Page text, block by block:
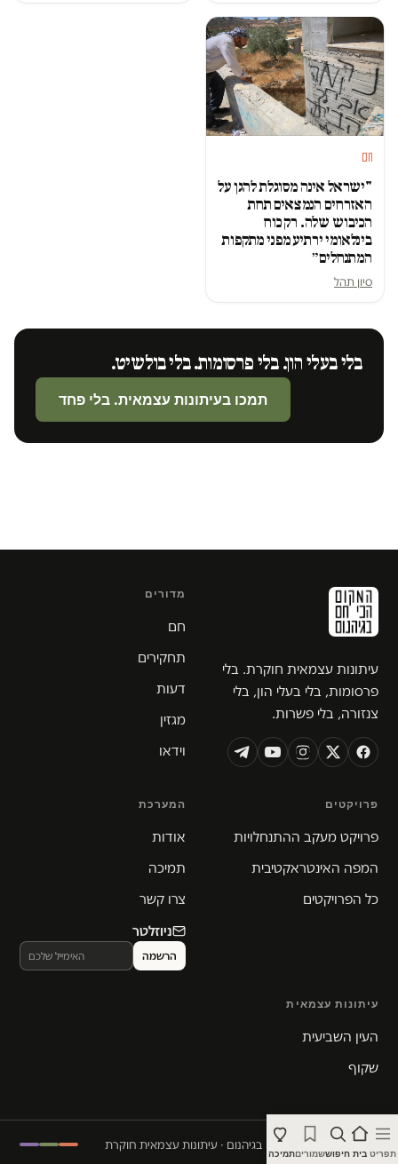
תפריט בית חיפוששמוריםתמיכה
חם
"ישראל אינה מסוגלת להגן על
האזרחים הנמצאים תחת
הכיבוש שלה. רק כוח
בינלאומי ירתיע מפני מתקפות
המתנחלים״
סיון תהל
בלי בעלי הון. בלי פרסומות. בלי בולשיט.
תמכו בעיתונות עצמאית. בלי פחד
עיתונות עצמאית חוקרת. בלי
פרסומות, בלי בעלי הון, בלי
צנזורה, בלי פשרות.
מדורים
חם
תחקירים
דעות
מגזין
וידאו
פרויקטים
פרויקט מעקב ההתנחלויות
המפה האינטראקטיבית
כל הפרויקטים
המערכת
אודות
תמיכה
צרו קשר
ניוזלטר
עיתונות עצמאית
העין השביעית
שקוף
© 2026 המקום הכי חם בגיהנום · עיתונות עצמאית חוקרת